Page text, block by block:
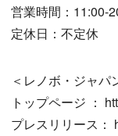
営業時間：11:00-
定休日：不定休
＜レノボ・ジャパ
トップページ ：
プレスリリース：